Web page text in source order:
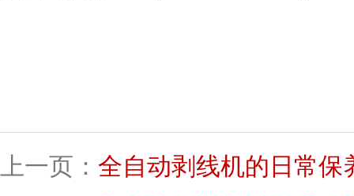
上一页： 全自动剥线机的日常保